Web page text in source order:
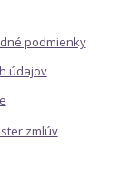
podmienky
údajov
zmlúv